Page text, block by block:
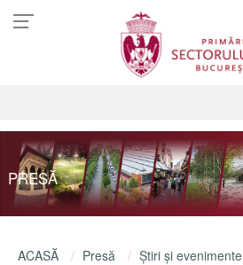
PRESĂ
ACASĂ Presă Ştiri şi evenimente